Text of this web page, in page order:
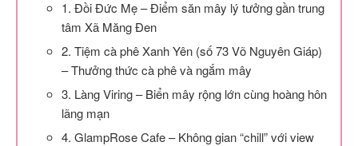
1. Đồi Đức Mẹ – Điểm săn mây lý tưởng gần trung
tâm Xã Măng Đen
2. Tiệm cà phê Xanh Yên (số 73 Võ Nguyên Giáp)
– Thưởng thức cà phê và ngắm mây
3. Làng Viring – Biển mây rộng lớn cùng hoàng hôn
lãng mạn
4. GlampRose Cafe – Không gian “chill” với view